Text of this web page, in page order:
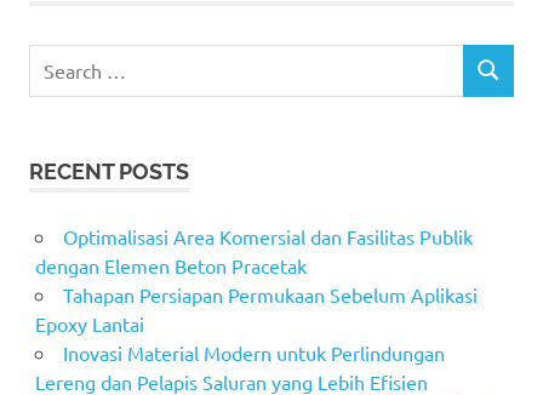
for:
SEARCH
RECENT POSTS
Optimalisasi Area Komersial dan Fasilitas Publik
dengan Elemen Beton Pracetak
Tahapan Persiapan Permukaan Sebelum Aplikasi
Epoxy Lantai
Inovasi Material Modern untuk Perlindungan
Lereng dan Pelapis Saluran yang Lebih Efisien